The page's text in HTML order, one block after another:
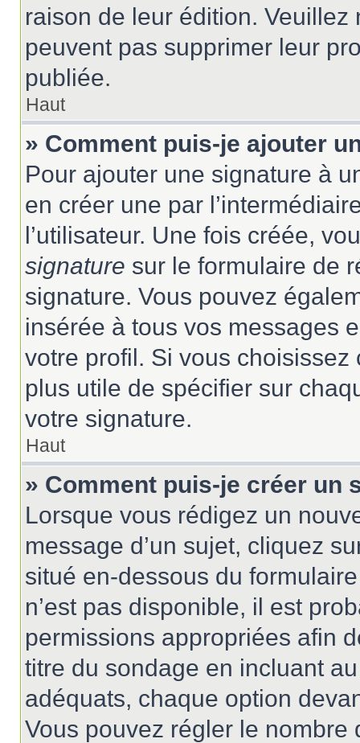
raison de leur édition.
peuvent pas supprimer leur
publiée.
Haut
» Comment puis-je ajouter
Pour ajouter une signature à
en créer une par
l’utilisateur. Une fois créée,
signature sur le formulaire de
signature. Vous pouvez
insérée à tous vos messages
votre profil. Si vous
plus utile de spécifier sur
votre signature.
Haut
» Comment puis-je créer un
Lorsque vous rédigez un
message d’un sujet, cliquez
situé en-dessous du
n’est pas disponible, il est
permissions appropriées afin
titre du sondage en incluant
adéquats, chaque option
Vous pouvez régler le nombre